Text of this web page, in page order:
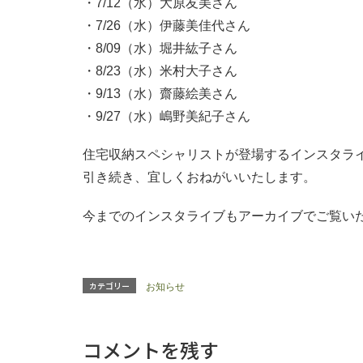
・7/12（水）大原友美さん
・7/26（水）伊藤美佳代さん
・8/09（水）堀井紘子さん
・8/23（水）米村大子さん
・9/13（水）齋藤絵美さん
・9/27（水）嶋野美紀子さん
住宅収納スペシャリストが登場するインスタラ
引き続き、宜しくおねがいいたします。
今までのインスタライブもアーカイブでご覧い
カテゴリー お知らせ
コメントを残す